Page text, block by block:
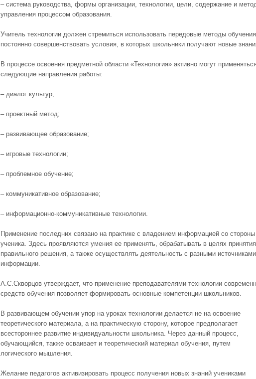
– система руководства, формы организации, технологии, цели, содержание и
управления процессом образования.
Учитель технологии должен стремиться использовать передовые методы
постоянно совершенствовать условия, в которых школьники получают новые
В процессе освоения предметной области «Технология» активно могут
следующие направления работы:
– диалог культур;
– проектный метод;
– развивающее образование;
– игровые технологии;
– проблемное обучение;
– коммуникативное образование;
– информационно-коммуникативные технологии.
Применение последних связано на практике с владением информацией со стороны
ученика. Здесь проявляются умения ее применять, обрабатывать в целях принятия
правильного решения, а также осуществлять деятельность с разными источниками
информации.
А.С.Скворцов утверждает, что применение преподавателями технологии
средств обучения позволяет формировать основные компетенции школьников.
В развивающем обучении упор на уроках технологии делается не на освоение
теоретического материала, а на практическую сторону, которое предполагает
всестороннее развитие индивидуальности школьника. Через данный процесс,
обучающийся, также осваивает и теоретический материал обучения, путем
логического мышления.
Желание педагогов активизировать процесс получения новых знаний учениками